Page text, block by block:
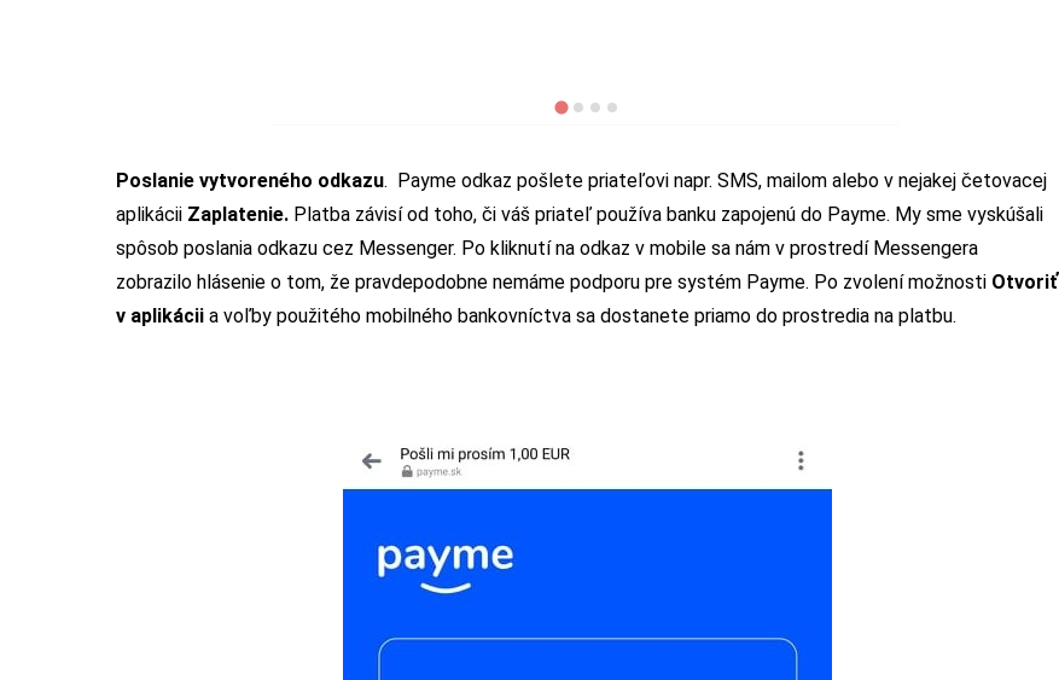
Poslanie vytvoreného odkazu. Payme odkaz pošlete priateľovi napr. SMS, mailom alebo v nejakej četovacej
aplikácii Zaplatenie. Platba závisí od toho, či váš priateľ používa banku zapojenú do Payme. My sme vyskúšali
spôsob poslania odkazu cez Messenger. Po kliknutí na odkaz v mobile sa nám v prostredí Messengera
zobrazilo hlásenie o tom, že pravdepodobne nemáme podporu pre systém Payme. Po zvolení možnosti Otvoriť
v aplikácii a voľby použitého mobilného bankovníctva sa dostanete priamo do prostredia na platbu.